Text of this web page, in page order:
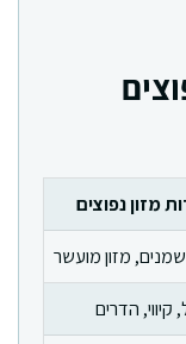
מזון נפוצים
מזון מועשר
הדרים